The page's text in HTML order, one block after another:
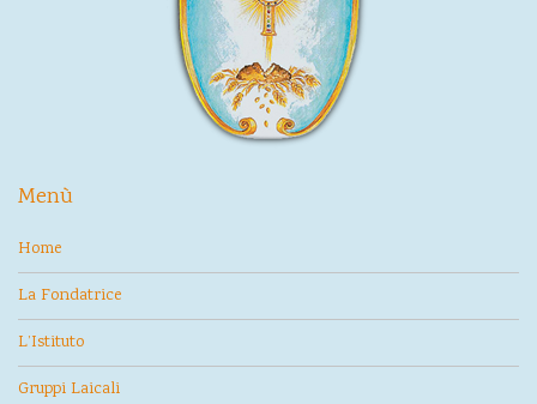
Menù
Home
La Fondatrice
L’Istituto
Gruppi Laicali